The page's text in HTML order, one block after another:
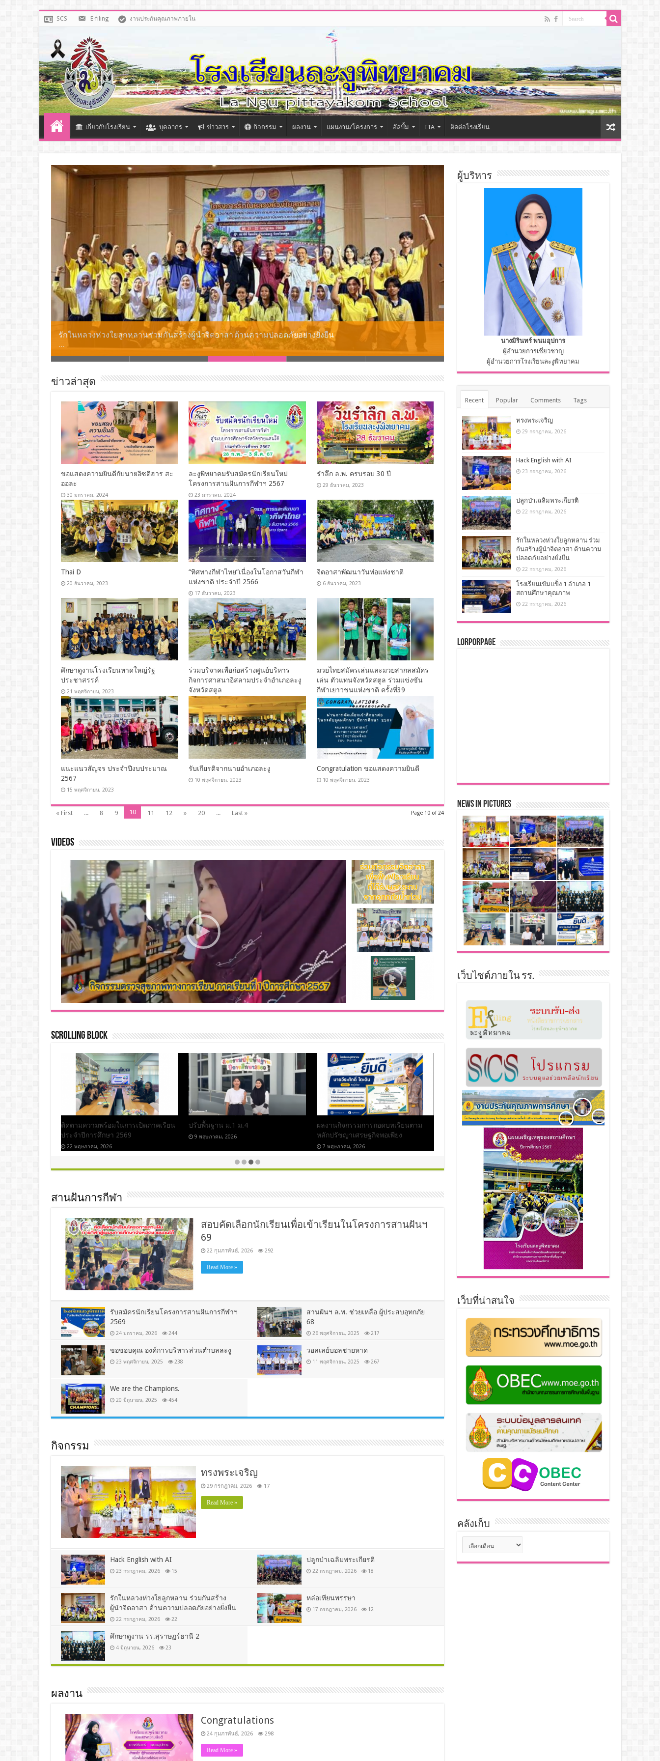
SCS E-filing งานประกันคุณภาพภายใน
เกี่ยวกับโรงเรียน บุคลากร ข่าวสาร กิจกรรม ผลงาน แผนงาน/โครงการ อัลบั้ม ITA ติดต่อโรงเรียน
ประชุมสร้างการรับรู้แนวทางสู่ โรงเรียนมาตรฐานสากล
…
เดินรณรงค์เชิญชวนไปใช้สิทธิเลือกตั้ง ส.อบต และนายกฯ อบต.
ข่าวล่าสุด
ขอแสดงความยินดีกับนายอิซดิฮาร สะ
ออละ
30 มกราคม, 2024
ละงูพิทยาคมรับสมัครนักเรียนใหม่
โครงการสานฝันการกีฬาฯ 2567
23 มกราคม, 2024
รำลึก ล.พ. ครบรอบ 30 ปี
29 ธันวาคม, 2023
Thai D
20 ธันวาคม, 2023
“ทิศทางกีฬาไทย”เนื่องในโอกาสวันกีฬา
แห่งชาติ ประจำปี 2566
17 ธันวาคม, 2023
จิตอาสาพัฒนาวันพ่อแห่งชาติ
6 ธันวาคม, 2023
ศึกษาดูงานโรงเรียนหาดใหญ่รัฐ
ประชาสรรค์
21 พฤศจิกายน, 2023
ร่วมบริจาคเพื่อก่อสร้างศูนย์บริหาร
กิจการศาสนาอิสลามประจำอำเภอละงู
จังหวัดสตูล
20 พฤศจิกายน, 2023
มวยไทยสมัครเล่นและมวยสากลสมัคร
เล่น ตัวแทนจังหวัดสตูล ร่วมแข่งขัน
กีฬาเยาวชนแห่งชาติ ครั้งที่39
18 พฤศจิกายน, 2023
แนะแนวสัญจร ประจำปีงบประมาณ
2567
15 พฤศจิกายน, 2023
รับเกียรติจากนายอำเภอละงู
10 พฤศจิกายน, 2023
Congratulation ขอแสดงความยินดี
10 พฤศจิกายน, 2023
Page 10 of 24
« First ... 8 9 10 11 12 » 20 ... Last »
Videos
Scrolling Block
ติดตามความพร้อมในการเปิดภาคเรียน
ประจำปีการศึกษา 2569
22 พฤษภาคม, 2026
ปรับพื้นฐาน ม.1 ม.4
9 พฤษภาคม, 2026
ผลงานกิจกรรมการถอดบทเรียนตาม
หลักปรัชญาเศรษฐกิจพอเพียง
7 พฤษภาคม, 2026
สานฝันการกีฬา
สอบคัดเลือกนักเรียนเพื่อเข้าเรียนในโครงการสานฝันฯ
69
22 กุมภาพันธ์, 2026 292
Read More »
รับสมัครนักเรียนโครงการสานฝันการกีฬาฯ
2569
24 มกราคม, 2026 244
สานฝันฯ ล.พ. ช่วยเหลือ ผู้ประสบอุทกภัย
68
26 พฤศจิกายน, 2025 217
ขอขอบคุณ องค์การบริหารส่วนตำบลละงู
23 พฤศจิกายน, 2025 238
วอลเลย์บอลชายหาด
11 พฤศจิกายน, 2025 267
We are the Champions.
20 มิถุนายน, 2025 454
กิจกรรม
ทรงพระเจริญ
29 กรกฎาคม, 2026 17
Read More »
Hack English with AI
23 กรกฎาคม, 2026 15
ปลูกป่าเฉลิมพระเกียรติ
22 กรกฎาคม, 2026 18
รักในหลวงห่วงใยลูกหลาน ร่วมกันสร้าง
ผู้นำจิตอาสา ด้านความปลอดภัยอย่างยั่งยืน
22 กรกฎาคม, 2026 22
หล่อเทียนพรรษา
17 กรกฎาคม, 2026 12
ศึกษาดูงาน รร.สุราษฏร์ธานี 2
4 มิถุนายน, 2026 23
ผลงาน
Congratulations
24 กุมภาพันธ์, 2026 298
Read More »
ผู้บริหาร
นางมิรินทร์ พนมอุปการ
ผู้อำนวยการเชี่ยวชาญ
ผู้อำนวยการโรงเรียนละงูพิทยาคม
Recent Popular Comments Tags
ทรงพระเจริญ
29 กรกฎาคม, 2026
Hack English with AI
23 กรกฎาคม, 2026
ปลูกป่าเฉลิมพระเกียรติ
22 กรกฎาคม, 2026
รักในหลวงห่วงใยลูกหลาน ร่วม
กันสร้างผู้นำจิตอาสา ด้านความ
ปลอดภัยอย่างยั่งยืน
22 กรกฎาคม, 2026
โรงเรียนเข้มแข็ง 1 อำเภอ 1
สถานศึกษาคุณภาพ
22 กรกฎาคม, 2026
LorPorPage
News in Pictures
เว็บไซต์ภายใน รร.
เว็บที่น่าสนใจ
คลังเก็บ
เก็บ